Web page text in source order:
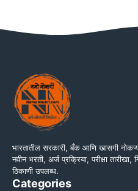
भारतातील सरकारी, बँक आणि खासगी
नवीन भरती, अर्ज प्रक्रिया, परीक्षा
ठिकाणी उपलब्ध.
Categories